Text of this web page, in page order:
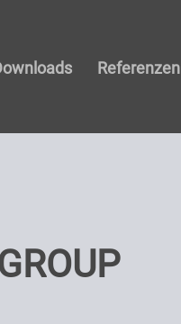
Referenzen